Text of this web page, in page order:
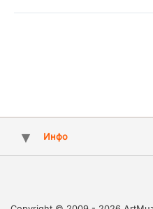
Инфо